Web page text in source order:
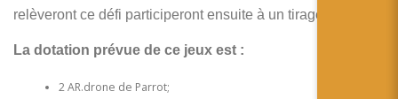
relèveront ce défi participeront ensuite à un tirage au sort.
La dotation prévue de ce jeux est :
2 AR.drone de Parrot;